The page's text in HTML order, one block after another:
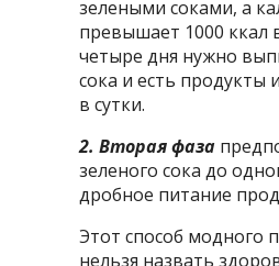
зелеными соками, а
превышает 1000 ккал
четыре дня нужно
сока и есть продукты
в сутки.
2. Вторая фаза
зеленого сока до
дробное питание
Этот способ модного
нельзя назвать